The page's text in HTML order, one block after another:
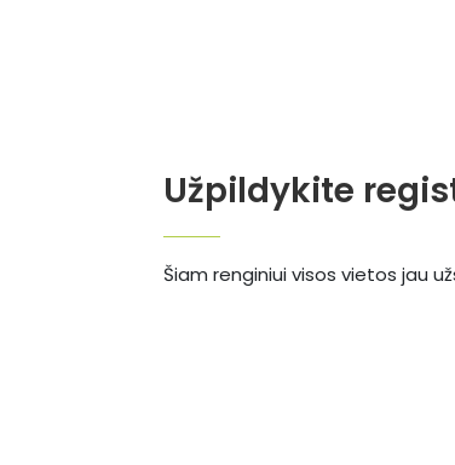
Užpildykite
Šiam renginiui visos vietos jau